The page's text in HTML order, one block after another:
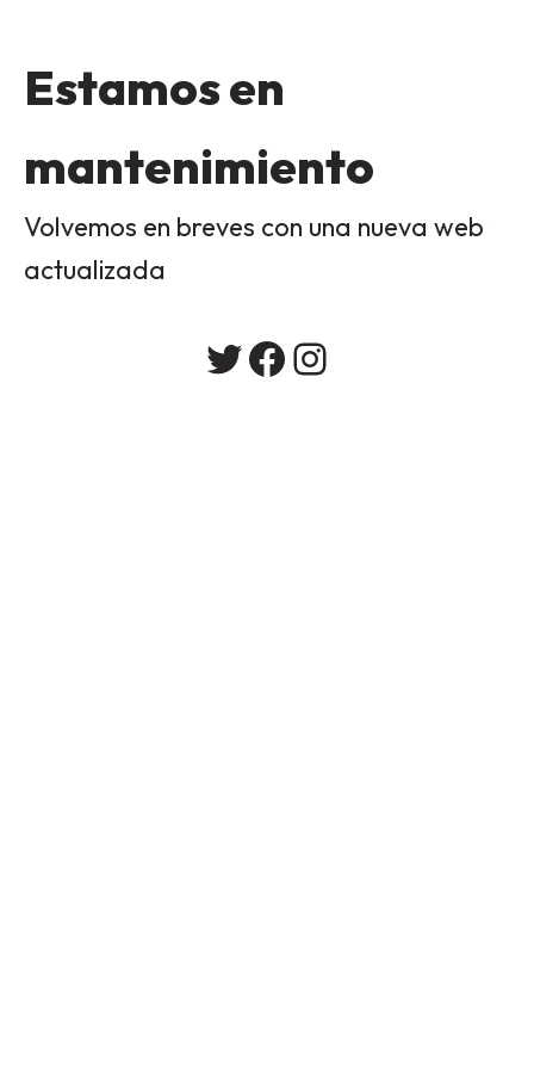
Estamos en
mantenimiento
Volvemos en breves con una nueva web
actualizada
Twitter
Facebook
Instagram